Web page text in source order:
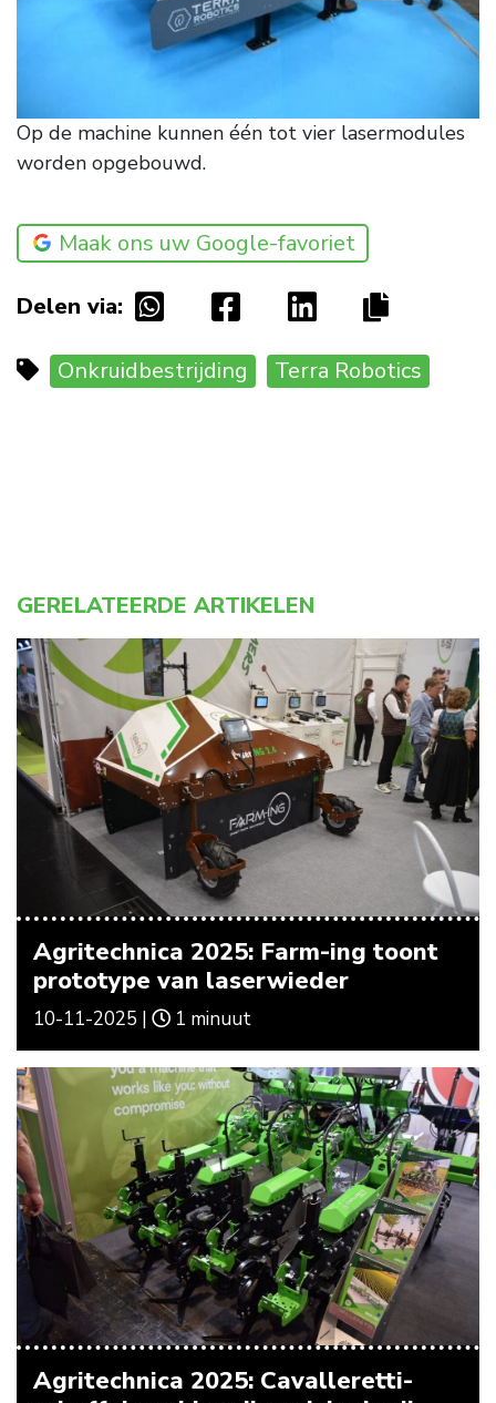
Op de machine kunnen één tot vier lasermodules
worden opgebouwd.
Maak ons uw Google-favoriet
Delen via:
Onkruidbestrijding Terra Robotics
GERELATEERDE ARTIKELEN
Agritechnica 2025: Farm-ing toont
prototype van laserwieder
10-11-2025 | 1 minuut
Agritechnica 2025: Cavalleretti-